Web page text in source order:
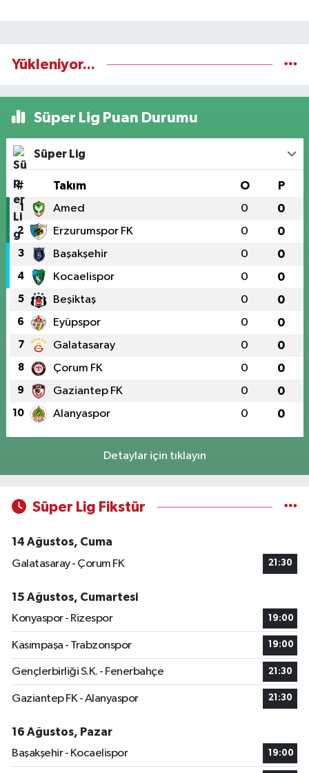
Yükleniyor...
Süper Lig Puan Durumu
Süper Lig
# Takım O P
1 Amed 0 0
2 Erzurumspor FK 0 0
3 Başakşehir 0 0
4 Kocaelispor 0 0
5 Beşiktaş 0 0
6 Eyüpspor 0 0
7 Galatasaray 0 0
8 Çorum FK 0 0
9 Gaziantep FK 0 0
10 Alanyaspor 0 0
Detaylar için tıklayın
Süper Lig Fikstür
14 Ağustos, Cuma
Galatasaray - Çorum FK
21:30
15 Ağustos, Cumartesi
Konyaspor - Rizespor
19:00
Kasımpaşa - Trabzonspor 19:00
Gençlerbirliği S.K. - Fenerbahçe 21:30
Gaziantep FK - Alanyaspor 21:30
16 Ağustos, Pazar
Başakşehir - Kocaelispor
19:00